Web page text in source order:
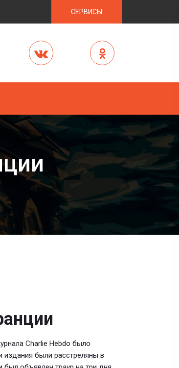
СЕРВИСЫ
Charlie Hebdo было
издания были расстреляны в